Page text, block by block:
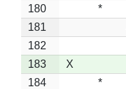
180
*
181
182
183
X
184
*